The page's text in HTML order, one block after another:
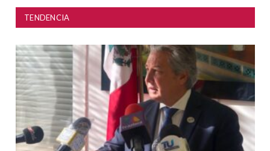
TENDENCIA